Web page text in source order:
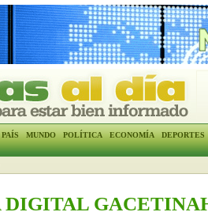
PAÍS MUNDO POLÍTICA ECONOMÍA DEPORTES
DIGITAL